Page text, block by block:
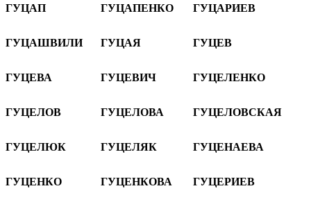
ГУЦАП ГУЦАПЕНКО ГУЦАРИЕВ
ГУЦАШВИЛИ ГУЦАЯ ГУЦЕВ
ГУЦЕВА ГУЦЕВИЧ ГУЦЕЛЕНКО
ГУЦЕЛОВ ГУЦЕЛОВА ГУЦЕЛОВСКАЯ
ГУЦЕЛЮК ГУЦЕЛЯК ГУЦЕНАЕВА
ГУЦЕНКО ГУЦЕНКОВА ГУЦЕРИЕВ